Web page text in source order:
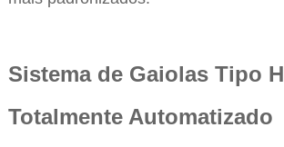
Sistema de Gaiolas Tipo H
Totalmente Automatizado